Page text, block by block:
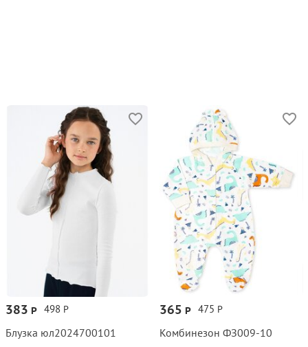
498 Р
383 Р
Блузка юл2024700101
475 Р
365 Р
Комбинезон ФЗ009‑10